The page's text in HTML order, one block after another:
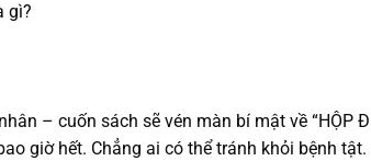
gì?
– cuốn sách sẽ vén màn bí mật về “HỘP
giờ hết. Chẳng ai có thể tránh khỏi bệnh tật.